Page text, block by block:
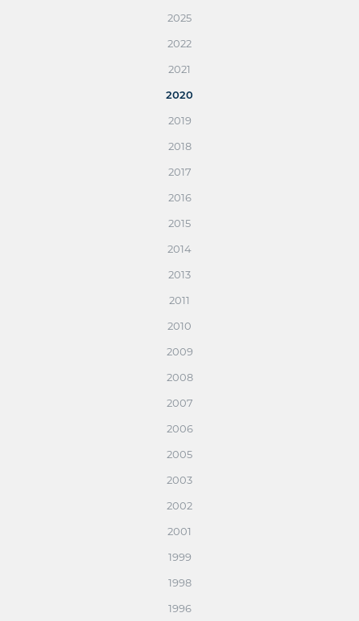
2025
2022
2021
2020
2019
2018
2017
2016
2015
2014
2013
2011
2010
2009
2008
2007
2006
2005
2003
2002
2001
1999
1998
1996